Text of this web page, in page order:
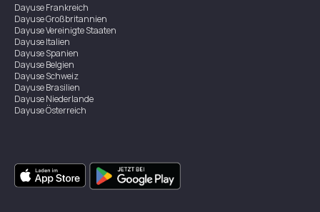
DayuseFrankreich
DayuseGroßbritannien
DayuseVereinigte Staaten
DayuseItalien
DayuseSpanien
DayuseBelgien
DayuseSchweiz
DayuseBrasilien
DayuseNiederlande
DayuseÖsterreich
DayuseSingapur
DayuseZweden
DayuseThailand